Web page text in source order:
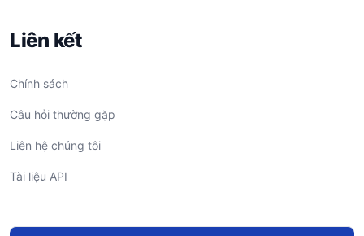
Liên kết
Chính sách
Câu hỏi thường gặp
Liên hệ chúng tôi
Tài liệu API